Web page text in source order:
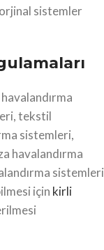
sistemler
tekstil
sistemleri,
havalandırma
sistemleri
için kirli